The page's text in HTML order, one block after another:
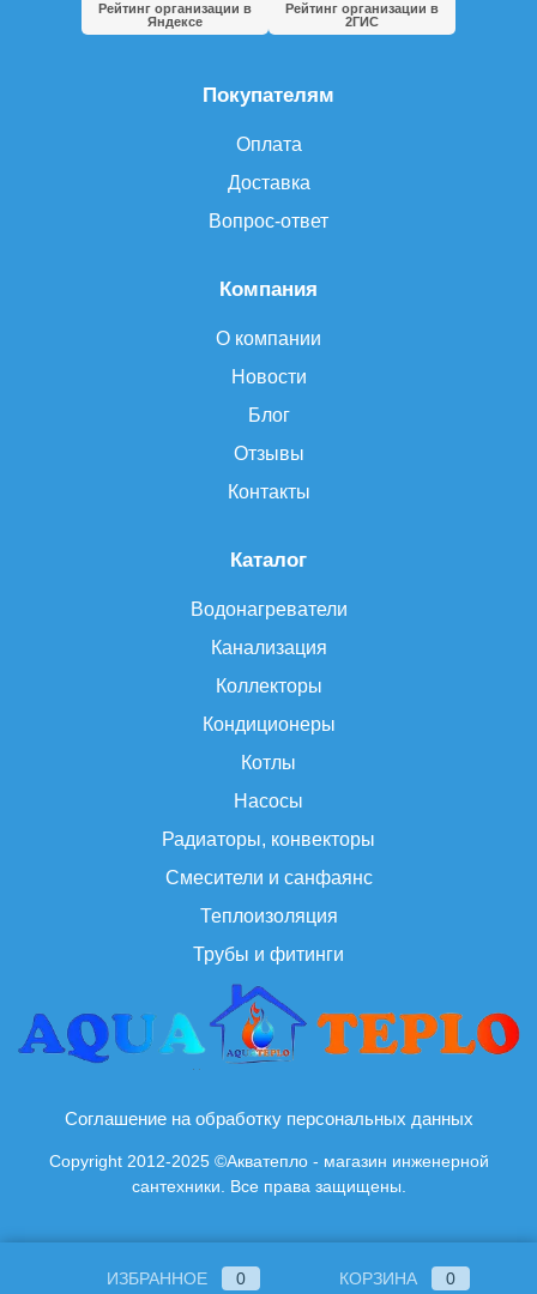
Каталог
Водонагреватели
Канализация
Коллекторы
Кондиционеры
Котлы
Насосы
Радиаторы, конвекторы
Смесители и санфаянс
Теплоизоляция
Трубы и фитинги
Компания
О компании
Новости
Блог
Отзывы
Контакты
Покупателям
Оплата
Доставка
Вопрос-ответ
Рейтинг организации в
Яндексе
Рейтинг организации в
2ГИС
Соглашение на обработку персональных данных
Copyright 2012-2025 ©Акватепло - магазин инженерной
сантехники. Все права защищены.
ИЗБРАННОЕ 0 КОРЗИНА 0